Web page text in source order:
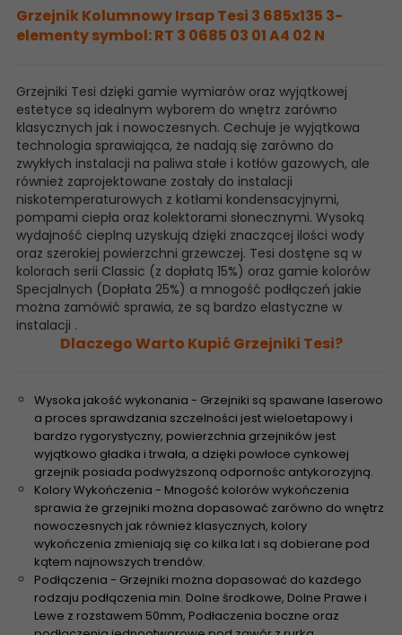
Grzejnik Kolumnowy Irsap Tesi 3 685x135 3-
elementy symbol: RT 3 0685 03 01 A4 02 N
Grzejniki Tesi dzięki gamie wymiarów oraz wyjątkowej
estetyce są idealnym wyborem do wnętrz zarówno
klasycznych jak i nowoczesnych. Cechuje je wyjątkowa
technologia sprawiająca, że nadają się zarówno do
zwykłych instalacji na paliwa stałe i kotłów gazowych, ale
również zaprojektowane zostały do instalacji
niskotemperaturowych z kotłami kondensacyjnymi,
pompami ciepła oraz kolektorami słonecznymi. Wysoką
wydajność cieplną uzyskują dzięki znaczącej ilości wody
oraz szerokiej powierzchni grzewczej. Tesi dostęne są w
kolorach serii Classic (z dopłatą 15%) oraz gamie kolorów
Specjalnych (Dopłata 25%) a mnogość podłączeń jakie
można zamówić sprawia, że są bardzo elastyczne w
instalacji .
Dlaczego Warto Kupić Grzejniki Tesi?
Wysoka jakość wykonania - Grzejniki są spawane laserowo
a proces sprawdzania szczelności jest wieloetapowy i
bardzo rygorystyczny, powierzchnia grzejników jest
wyjątkowo gładka i trwała, a dzięki powłoce cynkowej
grzejnik posiada podwyższoną odpornośc antykorozyjną.
Kolory Wykończenia - Mnogość kolorów wykończenia
sprawia że grzejniki można dopasować zarówno do wnętrz
nowoczesnych jak również klasycznych, kolory
wykończenia zmieniają się co kilka lat i są dobierane pod
kątem najnowszych trendów.
Podłączenia - Grzejniki można dopasować do każdego
rodzaju podłączenia min. Dolne środkowe, Dolne Prawe i
Lewe z rozstawem 50mm, Podłaczenia boczne oraz